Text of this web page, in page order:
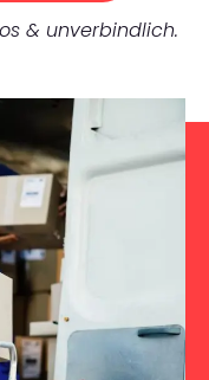
& unverbindlich.